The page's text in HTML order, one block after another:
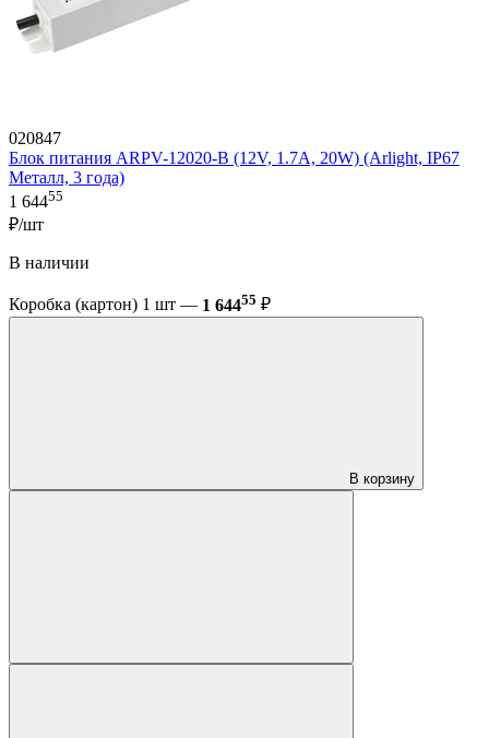
020847
Блок питания ARPV-12020-B (12V, 1.7A, 20W) (Arlight, IP67
Металл, 3 года)
1 64455
₽/шт
В наличии
Коробка (картон) 1 шт — 1 64455 ₽
В корзину